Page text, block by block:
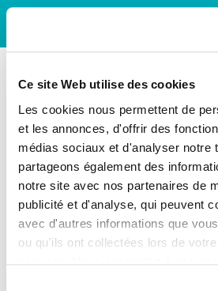
Ce site Web utilise des cookies
Les cookies nous permettent de
et les annonces, d'offrir des
médias sociaux et d'analyser notre
partageons également des
notre site avec nos partenaires de
publicité et d'analyse, qui peuvent
avec d'autres informations que
ou qu'ils ont collectées lors de